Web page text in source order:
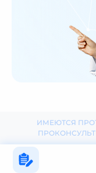
ИМЕЮТСЯ